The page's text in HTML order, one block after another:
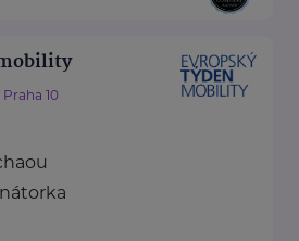
Praha 10